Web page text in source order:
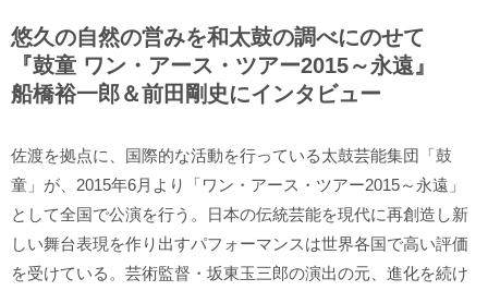
悠久の自然の営みを和太鼓の調べにのせて
『鼓童 ワン・アース・ツアー2015～永遠』
船橋裕一郎＆前田剛史にインタビュー
佐渡を拠点に、国際的な活動を行っている太鼓芸能集団「鼓
童」が、2015年6月より「ワン・アース・ツアー2015～永遠」
として全国で公演を行う。日本の伝統芸能を現代に再創造し新
しい舞台表現を作り出すパフォーマンスは世界各国で高い評価
を受けている。芸術監督・坂東玉三郎の演出の元、進化を続け